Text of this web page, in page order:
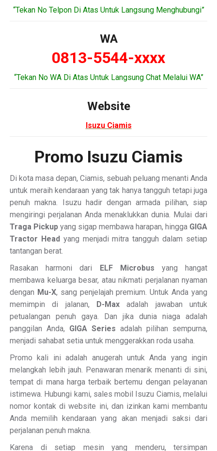
“Tekan No Telpon Di Atas Untuk Langsung Menghubungi”
WA
0813-5544-xxxx
“Tekan No WA Di Atas Untuk Langsung Chat Melalui WA”
Website
Isuzu Ciamis
Promo Isuzu Ciamis
Di kota masa depan, Ciamis, sebuah peluang menanti Anda
untuk meraih kendaraan yang tak hanya tangguh tetapi juga
penuh makna. Isuzu hadir dengan armada pilihan, siap
mengiringi perjalanan Anda menaklukkan dunia. Mulai dari
Traga Pickup yang sigap membawa harapan, hingga GIGA
Tractor Headyang menjadi mitra tangguh dalam setiap
tantangan berat.
Rasakan harmoni dari ELF Microbus yang hangat
membawa keluarga besar, atau nikmati perjalanan nyaman
dengan Mu-X, sang penjelajah premium. Untuk Anda yang
memimpin di jalanan, D-Max adalah jawaban untuk
petualangan penuh gaya. Dan jika dunia niaga adalah
panggilan Anda, GIGA Series adalah pilihan sempurna,
menjadi sahabat setia untuk menggerakkan roda usaha.
Promo kali ini adalah anugerah untuk Anda yang ingin
melangkah lebih jauh. Penawaran menarik menanti di sini,
tempat di mana harga terbaik bertemu dengan pelayanan
istimewa. Hubungi kami, sales mobil Isuzu Ciamis, melalui
nomor kontak di website ini, dan izinkan kami membantu
Anda memilih kendaraan yang akan menjadi saksi dari
perjalanan penuh makna.
Karena di setiap mesin yang menderu, tersimpan